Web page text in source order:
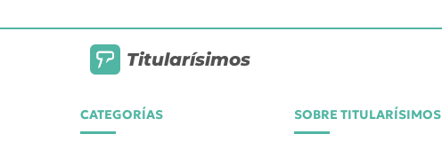
Titularísimos
CATEGORÍAS SOBRE TITULARÍSIMOS